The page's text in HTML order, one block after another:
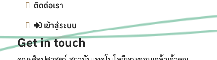
ติดต่อเรา
เข้าสู่ระบบ
Get in touch